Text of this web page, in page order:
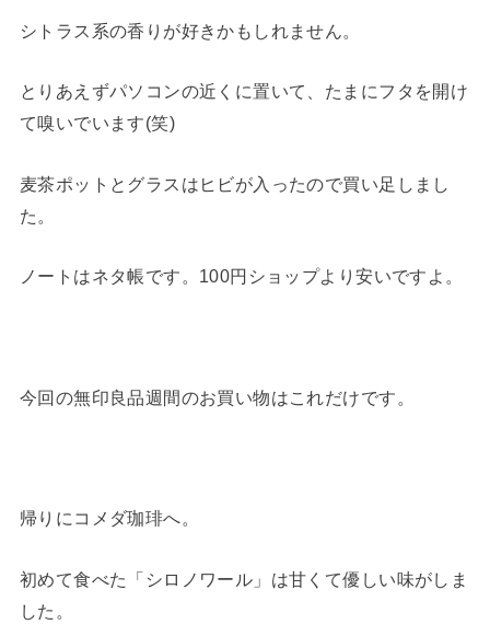
シトラス系の香りが好きかもしれません。
とりあえずパソコンの近くに置いて、たまにフタを開け
て嗅いでいます(笑)
麦茶ポットとグラスはヒビが入ったので買い足しまし
た。
ノートはネタ帳です。100円ショップより安いですよ。
今回の無印良品週間のお買い物はこれだけです。
帰りにコメダ珈琲へ。
初めて食べた「シロノワール」は甘くて優しい味がしま
した。